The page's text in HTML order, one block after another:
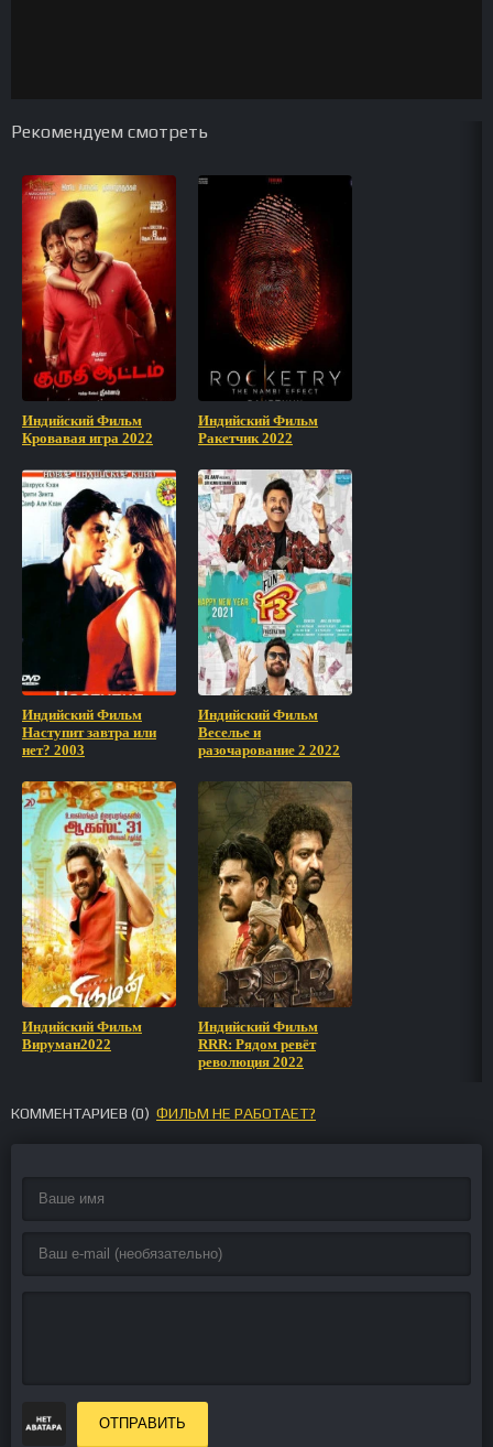
Рекомендуем смотреть
Индийский Фильм
Кровавая игра 2022
Индийский Фильм
Ракетчик 2022
Индийский Фильм
Наступит завтра или
нет? 2003
Индийский Фильм
Веселье и
разочарование 2 2022
Индийский Фильм
Вируман2022
Индийский Фильм
RRR: Рядом ревёт
революция 2022
КОММЕНТАРИЕВ (0) ФИЛЬМ НЕ РАБОТАЕТ?
ОТПРАВИТЬ